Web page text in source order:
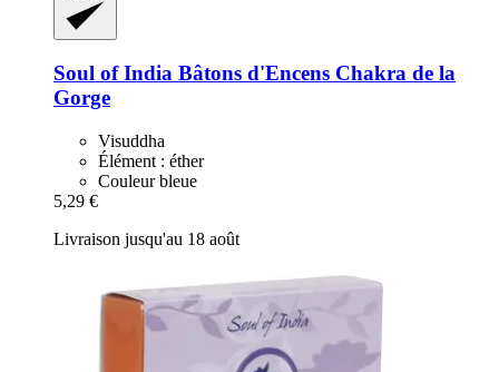
Soul of India Bâtons d'Encens Chakra de la
Gorge
Visuddha
Élément : éther
Couleur bleue
5,29 €
Livraison jusqu'au 18 août